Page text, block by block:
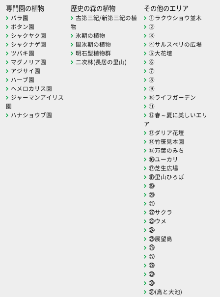
専門園の植物
バラ園
ボタン園
シャクヤク園
シャクナゲ園
ツバキ園
マグノリア園
アジサイ園
ハーブ園
ヘメロカリス園
ジャーマンアイリス
園
ハナショウブ園
歴史の森の植物
古第三紀/新第三紀の植
物
氷期の植物
間氷期の植物
明石型植物群
二次林(長居の里山)
その他のエリア
①ラクウショウ並木
②
③
④サルスベリの広場
⑤大花壇
⑥
⑦
⑧
⑨
⑩ライフガーデン
⑪
⑫春～夏に美しいエリ
ア
⑬ダリア花壇
⑭竹笹見本園
⑮万葉のみち
⑯ユーカリ
⑰芝生広場
⑱里山ひろば
⑲
⑳
㉑
㉒サクラ
㉓ウメ
㉔
㉕展望島
㉖
㉗
㉘
㉙
㉚
㉛(島と大池)